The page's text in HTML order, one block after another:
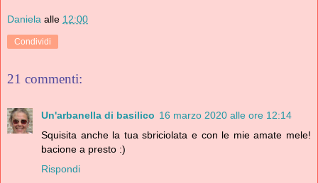
Daniela alle 12:00
Condividi
21 commenti:
Un'arbanella di basilico 16 marzo 2020 alle ore 12:14
Squisita anche la tua sbriciolata e con le mie amate mele!
bacione a presto :)
Rispondi